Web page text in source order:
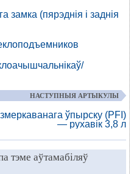
замка (пярэднія і заднія
НАСТУПНЫЯ АРТЫКУЛЫ
ўпырску (PFI)
— рухавік 3,8 л
тэме аўтамабіляў